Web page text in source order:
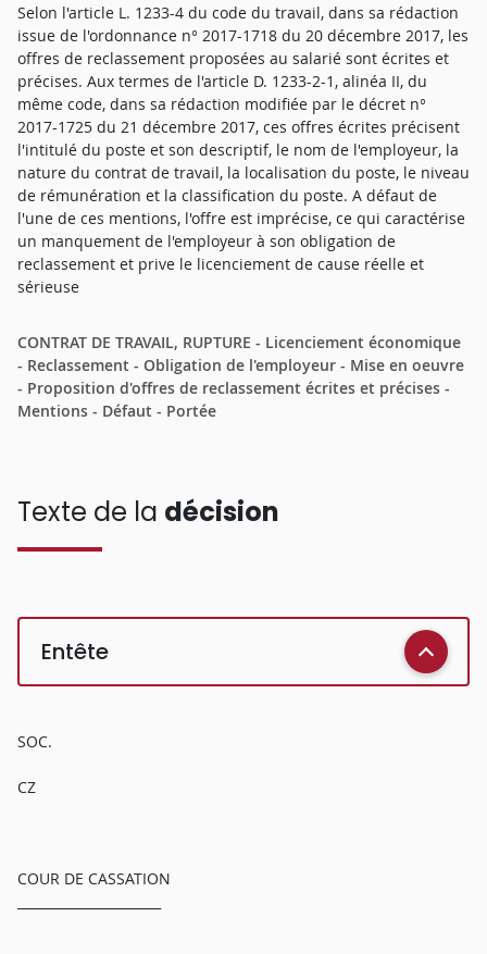
Selon l'article L. 1233-4 du code du travail, dans sa rédaction
issue de l'ordonnance n° 2017-1718 du 20 décembre 2017, les
offres de reclassement proposées au salarié sont écrites et
précises. Aux termes de l'article D. 1233-2-1, alinéa II, du
même code, dans sa rédaction modifiée par le décret n°
2017-1725 du 21 décembre 2017, ces offres écrites précisent
l'intitulé du poste et son descriptif, le nom de l'employeur, la
nature du contrat de travail, la localisation du poste, le niveau
de rémunération et la classification du poste. A défaut de
l'une de ces mentions, l'offre est imprécise, ce qui caractérise
un manquement de l'employeur à son obligation de
reclassement et prive le licenciement de cause réelle et
sérieuse
CONTRAT DE TRAVAIL, RUPTURE - Licenciement économique
- Reclassement - Obligation de l'employeur - Mise en oeuvre
- Proposition d'offres de reclassement écrites et précises -
Mentions - Défaut - Portée
Texte de la décision
Entête
SOC.
CZ
COUR DE CASSATION